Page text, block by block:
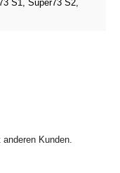
S1, Super73 S2,
Kunden.